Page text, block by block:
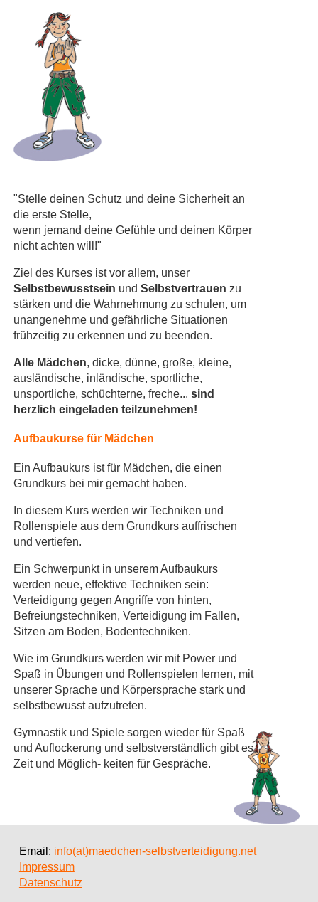
"Stelle deinen Schutz und deine Sicherheit an
die erste Stelle,
wenn jemand deine Gefühle und deinen Körper
nicht achten will!"
Ziel des Kurses ist vor allem, unser
Selbstbewusstsein undSelbstvertrauen zu
stärken und die Wahrnehmung zu schulen, um
unangenehme und gefährliche Situationen
frühzeitig zu erkennen und zu beenden.
Alle Mädchen, dicke, dünne, große, kleine,
ausländische, inländische, sportliche,
unsportliche, schüchterne, freche...sind
herzlich eingeladen teilzunehmen!
Aufbaukurse für Mädchen
Ein Aufbaukurs ist für Mädchen, die einen
Grundkurs bei mir gemacht haben.
In diesem Kurs werden wir Techniken und
Rollenspiele aus dem Grundkurs auffrischen
und vertiefen.
Ein Schwerpunkt in unserem Aufbaukurs
werden neue, effektive Techniken sein:
Verteidigung gegen Angriffe von hinten,
Befreiungstechniken, Verteidigung im Fallen,
Sitzen am Boden, Bodentechniken.
Wie im Grundkurs werden wir mit Power und
Spaß in Übungen und Rollenspielen lernen, mit
unserer Sprache und Körpersprache stark und
selbstbewusst aufzutreten.
Gymnastik und Spiele sorgen wieder für Spaß
und Auflockerung und selbstverständlich gibt es
Zeit und Möglich- keiten für Gespräche.
Email: info(at)maedchen-selbstverteidigung.net
Impressum
Datenschutz